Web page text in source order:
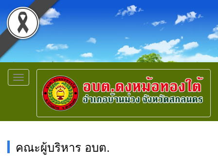
Toggle
navigation
คณะผู้บริหาร อบต.